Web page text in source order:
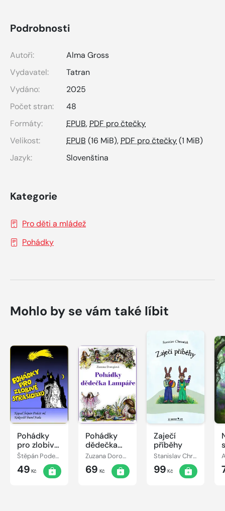
Podrobnosti
Autoři:
Alma Gross
Vydavatel:
Tatran
Vydáno:
2025
Počet stran:
48
Formáty:
EPUB, PDF pro čtečky
Velikost:
EPUB (16 MiB), PDF pro čtečky(1 MiB)
Jazyk:
Slovenština
Kategorie
Pro děti a mládež
Pohádky
Mohlo by se vám také líbit
Pohádky
pro zlobivé
strašidýlkoŠtěpán Podešt, ml.
49 Kč
Pohádky
dědečka
Lampáře Zuzana Dorogiová
69 Kč
Zaječí
příběhy
Stanislav Chromčák
99 Kč